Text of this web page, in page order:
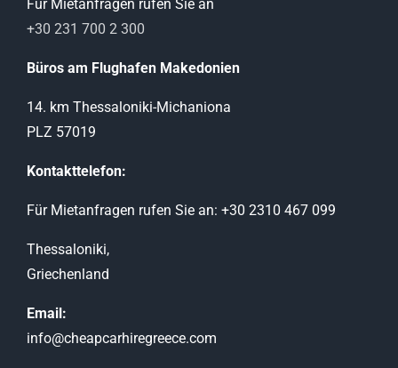
Für Mietanfragen rufen Sie an
+30 231 700 2 300
Büros am Flughafen Makedonien
14. km Thessaloniki-Michaniona
PLZ 57019
Kontakttelefon:
Für Mietanfragen rufen Sie an: +30 2310 467 099
Thessaloniki,
Griechenland
Email:
info@cheapcarhiregreece.com